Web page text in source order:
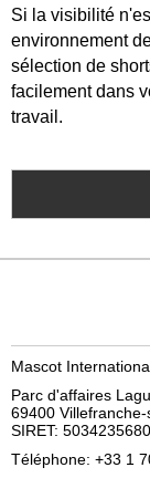
Si la visibilité
environnement
sélection de
facilement dans
travail.
Mascot
Parc d'affaires
69400
SIRET:
Téléphone: +33 1